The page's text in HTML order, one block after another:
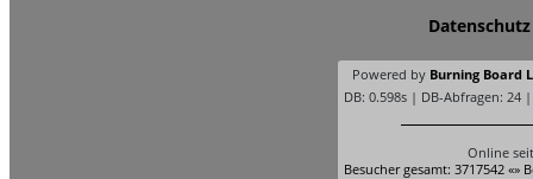
Datenschutz
Powered by Burning Board
DB: 0.598s | DB-Abfragen: 24
Online
Besucher gesamt: 3717542 «»